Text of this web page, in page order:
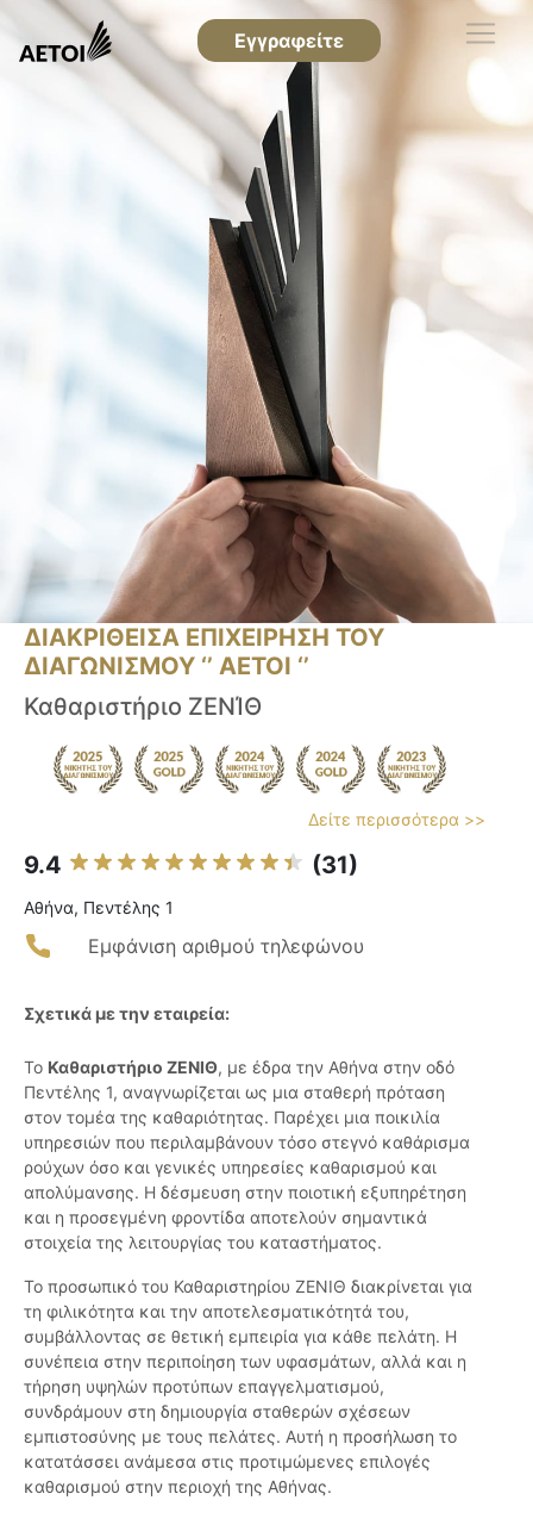
Εγγραφείτε
ΔΙΑΚΡΙΘΕΙΣΑ ΕΠΙΧΕΙΡΗΣΗ ΤΟΥ
ΔΙΑΓΩΝΙΣΜΟΥ ‘’ ΑΕΤΟΙ ‘’
Καθαριστήριο ΖΕΝΊΘ
Δείτε περισσότερα >>
9.4 (31)
Αθήνα, Πεντέλης 1
Εμφάνιση αριθμού τηλεφώνου
Σχετικά με την εταιρεία:
Το Καθαριστήριο ΖΕΝΙΘ, με έδρα την Αθήνα στην οδό
Πεντέλης 1, αναγνωρίζεται ως μια σταθερή πρόταση
στον τομέα της καθαριότητας. Παρέχει μια ποικιλία
υπηρεσιών που περιλαμβάνουν τόσο στεγνό καθάρισμα
ρούχων όσο και γενικές υπηρεσίες καθαρισμού και
απολύμανσης. Η δέσμευση στην ποιοτική εξυπηρέτηση
και η προσεγμένη φροντίδα αποτελούν σημαντικά
στοιχεία της λειτουργίας του καταστήματος.
Το προσωπικό του Καθαριστηρίου ΖΕΝΙΘ διακρίνεται για
τη φιλικότητα και την αποτελεσματικότητά του,
συμβάλλοντας σε θετική εμπειρία για κάθε πελάτη. Η
συνέπεια στην περιποίηση των υφασμάτων, αλλά και η
τήρηση υψηλών προτύπων επαγγελματισμού,
συνδράμουν στη δημιουργία σταθερών σχέσεων
εμπιστοσύνης με τους πελάτες. Αυτή η προσήλωση το
κατατάσσει ανάμεσα στις προτιμώμενες επιλογές
καθαρισμού στην περιοχή της Αθήνας.